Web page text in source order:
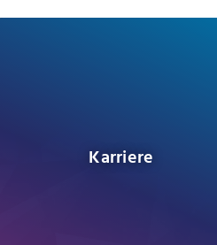
Karriere